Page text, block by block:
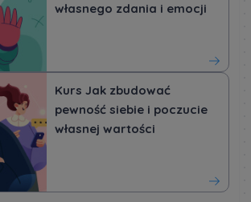
własnego zdania i emocji
Kurs Jak zbudować
pewność siebie i poczucie
własnej wartości